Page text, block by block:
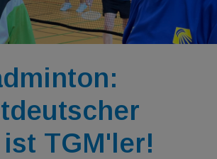
TGM'ler!